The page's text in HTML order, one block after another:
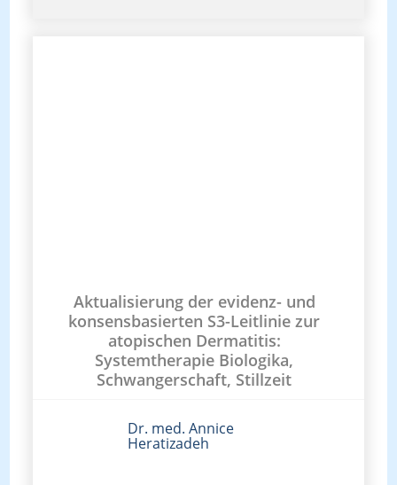
Aktualisierung der evidenz- und
konsensbasierten S3-Leitlinie zur
atopischen Dermatitis:
Systemtherapie Biologika,
Schwangerschaft, Stillzeit
Dr. med. Annice
Heratizadeh